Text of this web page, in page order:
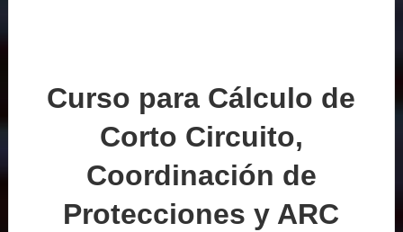
Curso para Cálculo de
Corto Circuito,
Coordinación de
Protecciones y ARC